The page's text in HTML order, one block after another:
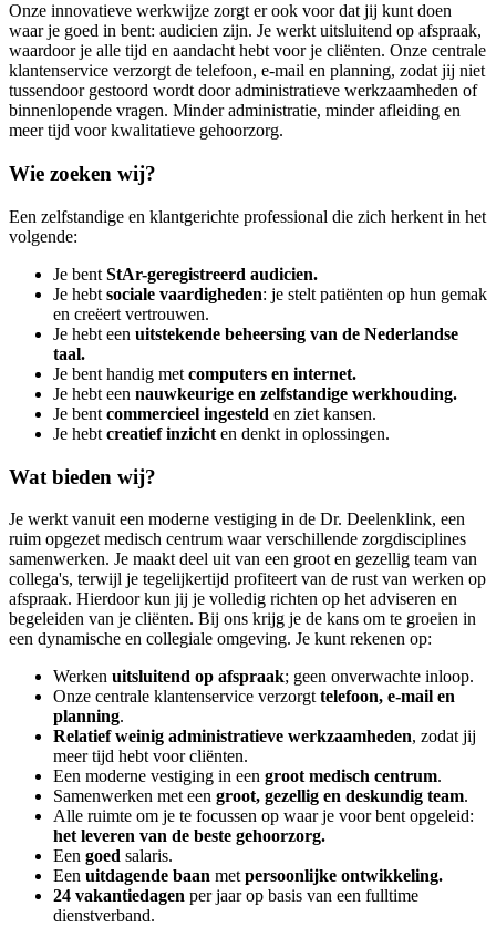
Onze innovatieve werkwijze zorgt er ook voor dat jij kunt doen
waar je goed in bent: audicien zijn. Je werkt uitsluitend op afspraak,
waardoor je alle tijd en aandacht hebt voor je cliënten. Onze centrale
klantenservice verzorgt de telefoon, e-mail en planning, zodat jij niet
tussendoor gestoord wordt door administratieve werkzaamheden of
binnenlopende vragen. Minder administratie, minder afleiding en
meer tijd voor kwalitatieve gehoorzorg.
Wie zoeken wij?
Een zelfstandige en klantgerichte professional die zich herkent in het
volgende:
Je bent StAr-geregistreerd audicien.
Je hebt sociale vaardigheden: je stelt patiënten op hun gemak
en creëert vertrouwen.
Je hebt een uitstekende beheersing van de Nederlandse
taal.
Je bent handig met computers en internet.
Je hebt een nauwkeurige en zelfstandige werkhouding.
Je bent commercieel ingesteld en ziet kansen.
Je hebt creatief inzicht en denkt in oplossingen.
Wat bieden wij?
Je werkt vanuit een moderne vestiging in de Dr. Deelenklink, een
ruim opgezet medisch centrum waar verschillende zorgdisciplines
samenwerken. Je maakt deel uit van een groot en gezellig team van
collega's, terwijl je tegelijkertijd profiteert van de rust van werken op
afspraak. Hierdoor kun jij je volledig richten op het adviseren en
begeleiden van je cliënten. Bij ons krijg je de kans om te groeien in
een dynamische en collegiale omgeving. Je kunt rekenen op:
Werken uitsluitend op afspraak; geen onverwachte inloop.
Onze centrale klantenservice verzorgt telefoon, e-mail en
planning.
Relatief weinig administratieve werkzaamheden, zodat jij
meer tijd hebt voor cliënten.
Een moderne vestiging in een groot medisch centrum.
Samenwerken met een groot, gezellig en deskundig team.
Alle ruimte om je te focussen op waar je voor bent opgeleid:
het leveren van de beste gehoorzorg.
Een goed salaris.
Een uitdagende baan met persoonlijke ontwikkeling.
24 vakantiedagen per jaar op basis van een fulltime
dienstverband.